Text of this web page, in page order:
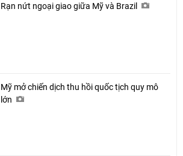
Rạn nứt ngoại giao giữa Mỹ và Brazil
Mỹ mở chiến dịch thu hồi quốc tịch quy mô
lớn